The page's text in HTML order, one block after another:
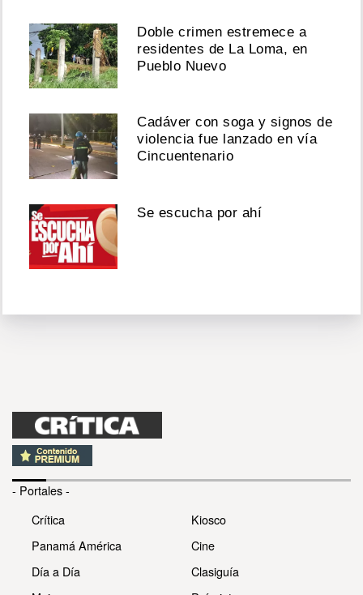
Doble crimen estremece a
residentes de La Loma, en
Pueblo Nuevo
Cadáver con soga y signos de
violencia fue lanzado en vía
Cincuentenario
Se escucha por ahí
- Portales -
Crítica
Panamá América
Día a Día
Kiosco
Cine
Clasiguía